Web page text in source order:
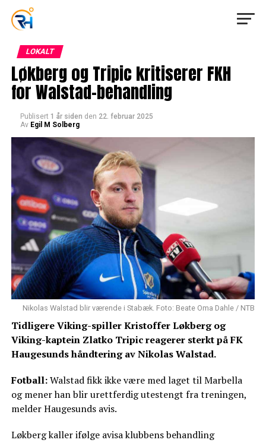
LOKALT
Løkberg og Tripic kritiserer FKH
for Walstad-behandling
Publisert 1 år siden den 22. februar 2025
Av Egil M Solberg
Nikolas Walstad blir værende i Stabæk. Foto: Beate Oma Dahle / NTB
Tidligere Viking-spiller Kristoffer Løkberg og
Viking-kaptein Zlatko Tripic reagerer sterkt på FK
Haugesunds håndtering av Nikolas Walstad.
Fotball:Walstad fikk ikke være med laget til Marbella
og mener han blir urettferdig utestengt fra treningen,
melder Haugesunds avis.
Løkberg kaller ifølge avisa klubbens behandling